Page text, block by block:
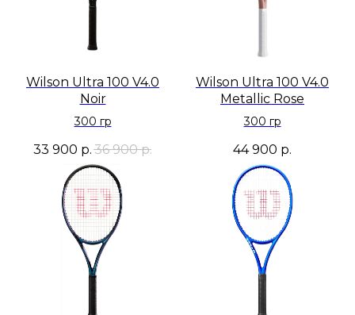
Wilson Ultra 100 V4.0
Noir
300 гр
33 900 р. 36 900 р.
Wilson Ultra 100 V4.0
Metallic Rose
300 гр
44 900 р.